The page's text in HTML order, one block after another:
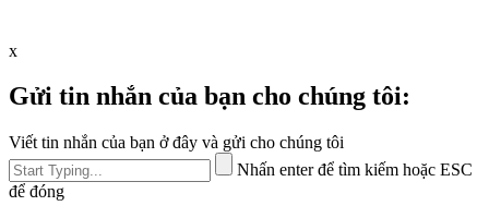
x
Gửi tin nhắn của bạn cho chúng tôi:
Viết tin nhắn của bạn ở đây và gửi cho chúng tôi
Nhấn enter để tìm kiếm hoặc ESC
để đóng